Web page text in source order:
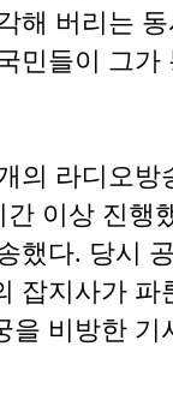
해 버리는
민들이 그가
의 라디오방
간 이상 진행
했다. 당시
잡지사가 파
을 비방한 기